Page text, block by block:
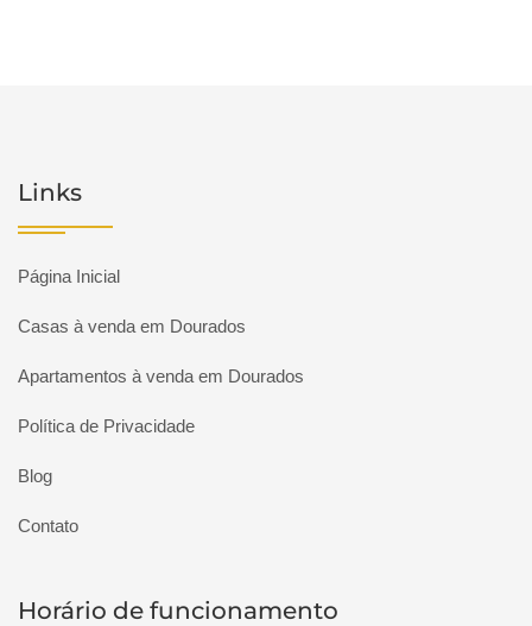
Links
Página Inicial
Casas à venda em Dourados
Apartamentos à venda em Dourados
Política de Privacidade
Blog
Contato
Horário de funcionamento